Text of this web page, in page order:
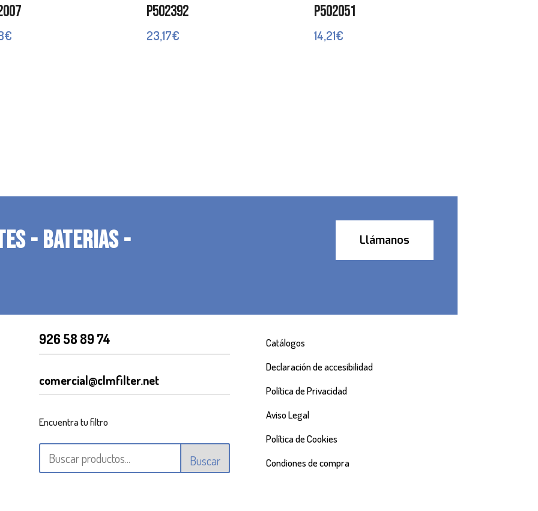
€
P502392
23,17€
P502051
14,21€
- BATERIAS -
Llámanos
926 58 89 74
comercial@clmfilter.net
Encuentra tu filtro
Buscar
Catálogos
Declaración de accesibilidad
Política de Privacidad
Aviso Legal
Política de Cookies
Condiones de compra